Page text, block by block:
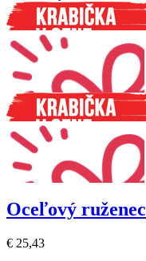
Oceľový ruženec
€ 25,43